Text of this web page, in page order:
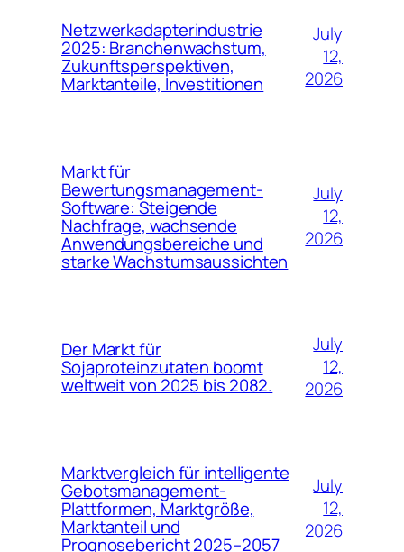
Netzwerkadapterindustrie
2025: Branchenwachstum,
Zukunftsperspektiven,
Marktanteile, Investitionen
July
12,
2026
Markt für
Bewertungsmanagement-
Software: Steigende
Nachfrage, wachsende
Anwendungsbereiche und
starke Wachstumsaussichten
July
12,
2026
Der Markt für
Sojaproteinzutaten boomt
weltweit von 2025 bis 2082.
July
12,
2026
Marktvergleich für intelligente
Gebotsmanagement-
Plattformen, Marktgröße,
Marktanteil und
Prognosebericht 2025–2057
July
12,
2026